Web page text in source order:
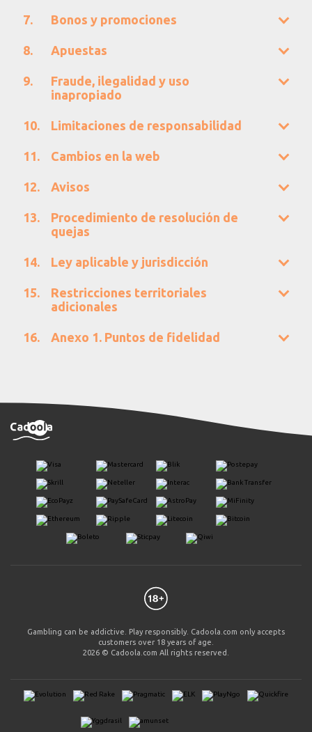
Bonos y promociones
Apuestas
Fraude, ilegalidad y uso
inapropiado
Limitaciones de responsabilidad
Cambios en la web
Avisos
Procedimiento de resolución de
quejas
Ley aplicable y jurisdicción
Restricciones territoriales
adicionales
Anexo 1. Puntos de fidelidad
Gambling can be addictive. Play responsibly. Cadoola.com only accepts
customers over 18 years of age.
2026 © Cadoola.com All rights reserved.